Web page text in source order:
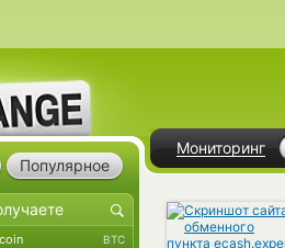
Мониторинг
Популярное
BTC